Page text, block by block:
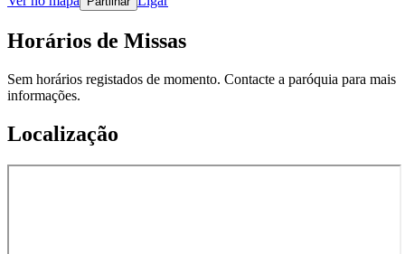
Horários de Missas
Sem horários registados de momento. Contacte a paróquia para mais
informações.
Localização